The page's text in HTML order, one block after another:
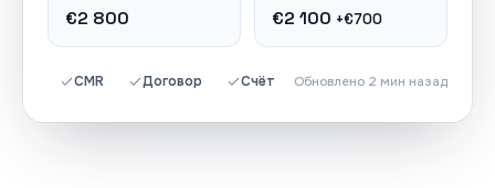
€2 800 €2 100 +€700
CMR Договор Счёт Обновлено 2 мин назад